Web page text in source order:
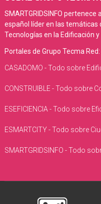
SMARTGRIDSINFO pertenece a
español líder en las temáticas
Tecnologías en la Edificación y
Portales de Grupo Tecma Red:
CASADOMO - Todo sobre
CONSTRUIBLE - Todo sobre
ESEFICIENCIA - Todo sobre
ESMARTCITY - Todo sobre
SMARTGRIDSINFO - Todo